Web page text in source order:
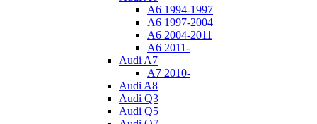
A6 1994-1997
A6 1997-2004
A6 2004-2011
A6 2011-
Audi A7
A7 2010-
Audi A8
Audi Q3
Audi Q5